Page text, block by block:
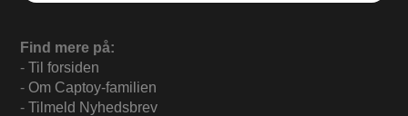
Find mere på:
- Til forsiden
- Om Captoy-familien
- Tilmeld Nyhedsbrev